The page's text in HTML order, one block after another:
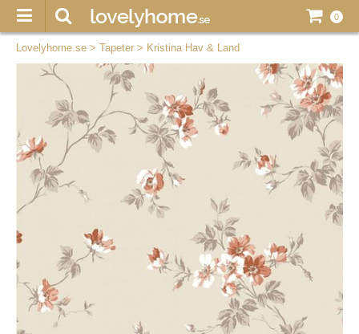
0
Lovelyhome.se > Tapeter > Kristina Hav & Land